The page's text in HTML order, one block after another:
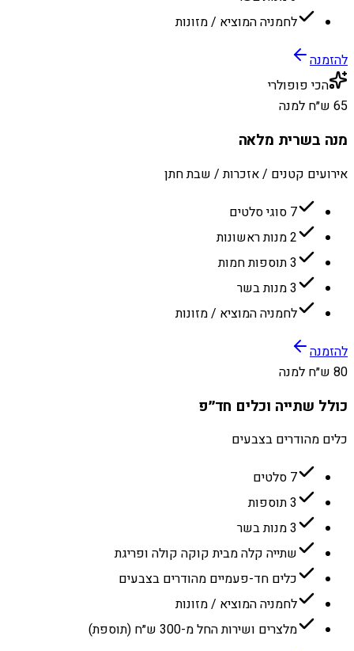
לחמניה המוציא / מזונות
להזמנה
הכי פופולרי
65 ש״ח למנה
מנה בשרית מלאה
אירועים קטנים / אזכרות / שבת חתן
7 סוגי סלטים
2 מנות ראשונות
3 תוספות חמות
3 מנות בשר
לחמניה המוציא / מזונות
להזמנה
80 ש״ח למנה
כולל שתייה וכלים חד״פ
כלים מהודרים בצבעים
7 סלטים
3 תוספות
3 מנות בשר
שתייה קלה מבית קוקה קולה ופריגת
כלים חד-פעמיים מהודרים בצבעים
לחמניה המוציא / מזונות
מלצרים ושירות החל מ-300 ש״ח (תוספת)